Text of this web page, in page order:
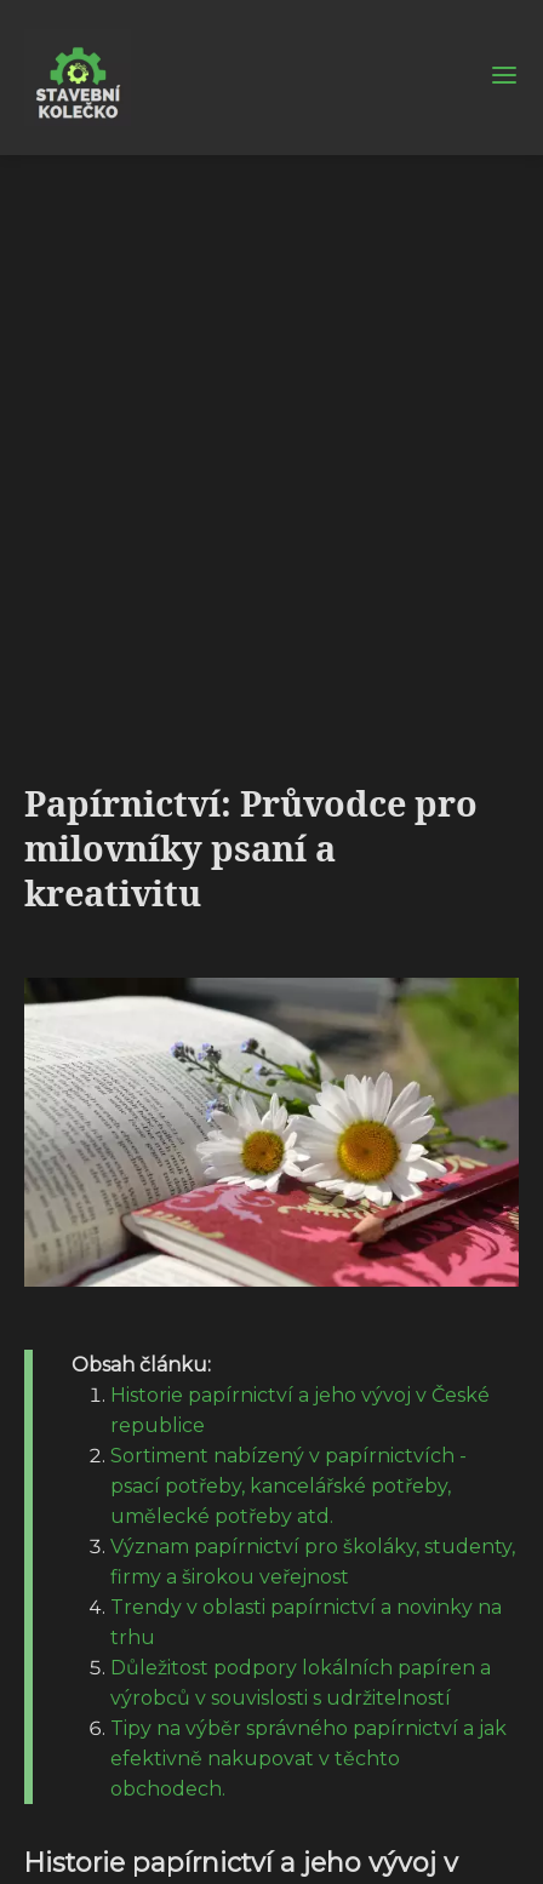
Papírnictví: Průvodce pro
milovníky psaní a
kreativitu
Obsah článku:
Historie papírnictví a jeho vývoj v České
republice
Sortiment nabízený v papírnictvích -
psací potřeby, kancelářské potřeby,
umělecké potřeby atd.
Význam papírnictví pro školáky, studenty,
firmy a širokou veřejnost
Trendy v oblasti papírnictví a novinky na
trhu
Důležitost podpory lokálních papíren a
výrobců v souvislosti s udržitelností
Tipy na výběr správného papírnictví a jak
efektivně nakupovat v těchto
obchodech.
Historie papírnictví a jeho vývoj v